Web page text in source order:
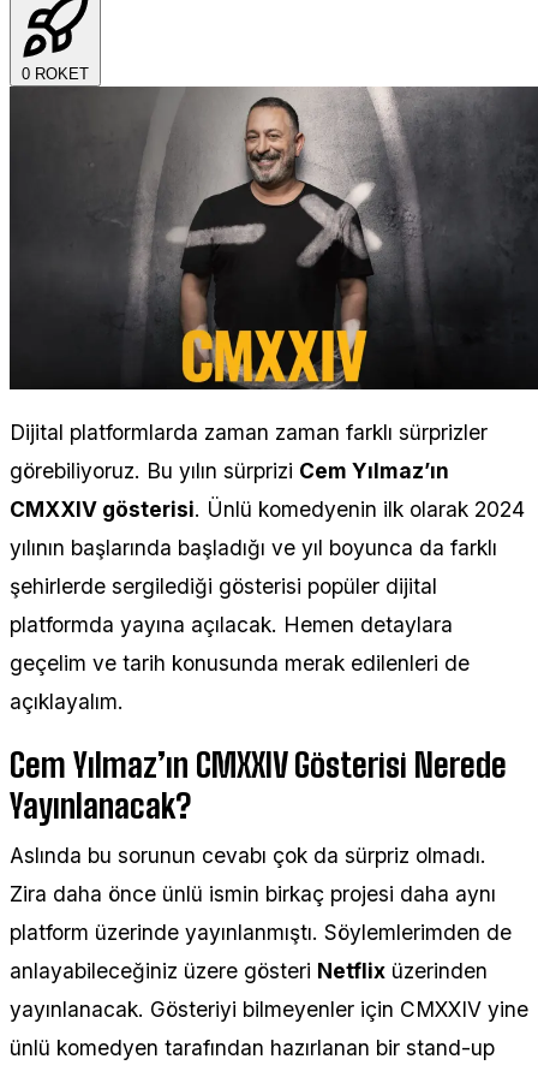
0 ROKET
Dijital platformlarda zaman zaman farklı sürprizler
görebiliyoruz. Bu yılın sürprizi Cem Yılmaz’ın
CMXXIV gösterisi. Ünlü komedyenin ilk olarak 2024
yılının başlarında başladığı ve yıl boyunca da farklı
şehirlerde sergilediği gösterisi popüler dijital
platformda yayına açılacak. Hemen detaylara
geçelim ve tarih konusunda merak edilenleri de
açıklayalım.
Cem Yılmaz’ın CMXXIV Gösterisi Nerede
Yayınlanacak?
Aslında bu sorunun cevabı çok da sürpriz olmadı.
Zira daha önce ünlü ismin birkaç projesi daha aynı
platform üzerinde yayınlanmıştı. Söylemlerimden de
anlayabileceğiniz üzere gösteri Netflix üzerinden
yayınlanacak. Gösteriyi bilmeyenler için CMXXIV yine
ünlü komedyen tarafından hazırlanan bir stand-up